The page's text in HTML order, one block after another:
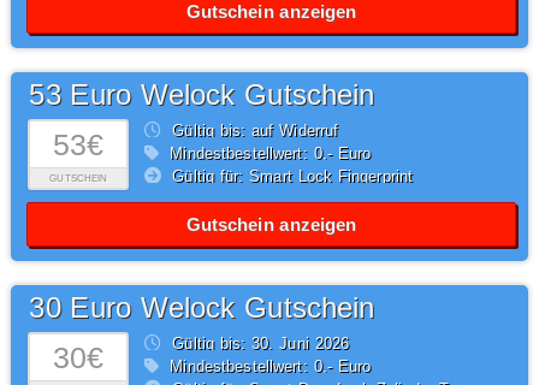
Gutschein anzeigen
53€
GUTSCHEIN
53 Euro Welock Gutschein
Gültig bis: auf Widerruf
Mindestbestellwert: 0,- Euro
Gültig für: Smart Lock Fingerprint
Gutschein anzeigen
30€
30 Euro Welock Gutschein
Gültig bis: 30.Juni2026
Mindestbestellwert: 0,- Euro